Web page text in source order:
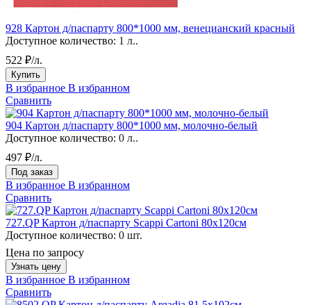
928 Картон д/паспарту 800*1000 мм, венецианский красный
Доступное количество: 1 л..
522 ₽/л.
Купить
В избранное В избранном
Сравнить
904 Картон д/паспарту 800*1000 мм, молочно-белый
Доступное количество: 0 л..
497 ₽/л.
Под заказ
В избранное В избранном
Сравнить
727.QP Картон д/паспарту Scappi Cartoni 80х120см
Доступное количество: 0 шт.
Цена по запросу
Узнать цену
В избранное В избранном
Сравнить